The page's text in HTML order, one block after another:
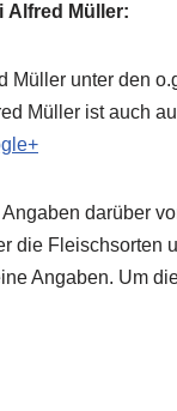
Alfred Müller:
Müller unter den
Müller ist auch
darüber
die
Angaben. Um